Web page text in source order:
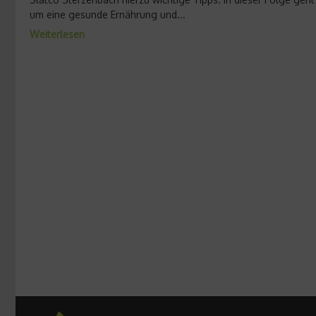
um eine gesunde Ernährung und...
Weiterlesen